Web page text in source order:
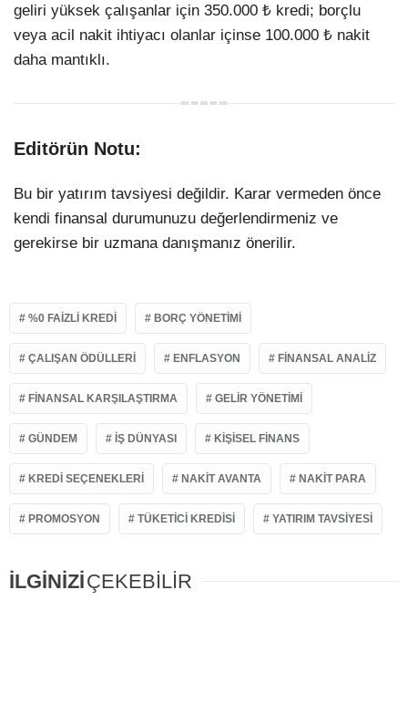
geliri yüksek çalışanlar için 350.000 ₺ kredi; borçlu
veya acil nakit ihtiyacı olanlar içinse 100.000 ₺ nakit
daha mantıklı.
Editörün Notu:
Bu bir yatırım tavsiyesi değildir. Karar vermeden önce
kendi finansal durumunuzu değerlendirmeniz ve
gerekirse bir uzmana danışmanız önerilir.
%0 FAIZLI KREDI BORÇ YÖNETIMI
ÇALIŞAN ÖDÜLLERI ENFLASYON FINANSAL ANALIZ
FINANSAL KARŞILAŞTIRMA GELIR YÖNETIMI
GÜNDEM IŞ DÜNYASI KIŞISEL FINANS
KREDI SEÇENEKLERI NAKIT AVANTA NAKIT PARA
PROMOSYON TÜKETICI KREDISI YATIRIM TAVSIYESI
İLGİNİZİÇEKEBİLİR